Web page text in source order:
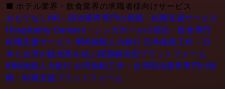
■ ホテル業界・飲食業界の求職者様向けサービス
おもてなしHR - 宿泊業界専門の就職・転職支援サービス
Hospitality Careers - シンガポールの宿泊・飲食専門
転職支援サービス 886旅館人力銀行 日本旅館工作 - 日
本と台湾の観光業を結ぶ課題解決型プラットフォーム
886旅館人力銀行 台湾旅館工作 - 台湾宿泊業界専門の就
職・転職支援プラットフォーム